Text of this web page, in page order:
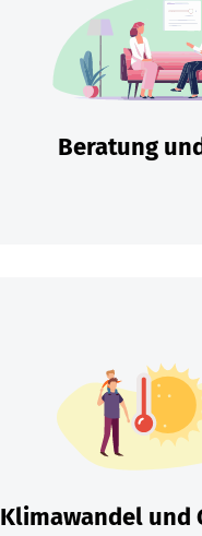
Beratung
Klimawandel und